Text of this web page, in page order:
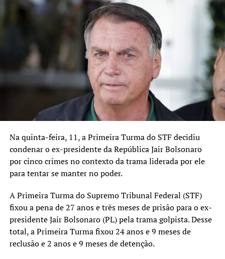
Graças (HNSG).
O Departamento Nacional de Auditoria do SUS
(DENASUS) multou o hospital em quase R$ 3,5 milhões
alegando que não havia comprovação da realização das
cirurgias porque faltavam os exames radiológicos
comprobatórios em 253 delas.
TÓPICOS RELACIONADOS:
A SEGUIR UP
NÃO SE ESQUEÇA
Patrona da 32ª Feira do Livro de Canoas e escritor Julio
Ribeiro
Na quinta-feira, 11, a Primeira Turma do STF decidiu
condenar o ex-presidente da República Jair Bolsonaro
por cinco crimes no contexto da trama liderada por ele
para tentar se manter no poder.
A Primeira Turma do Supremo Tribunal Federal (STF)
fixou a pena de 27 anos e três meses de prisão para o ex-
presidente Jair Bolsonaro (PL) pela trama golpista. Desse
total, a Primeira Turma fixou 24 anos e 9 meses de
reclusão e 2 anos e 9 meses de detenção.